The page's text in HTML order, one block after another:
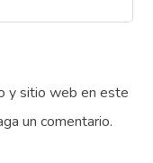
y sitio web en este
un comentario.